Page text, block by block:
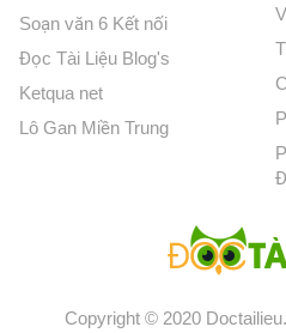
Soạn văn 6 Kết nối
Đọc Tài Liệu Blog's
Ketqua net
Lô Gan Miền Trung
Copyright © 2020